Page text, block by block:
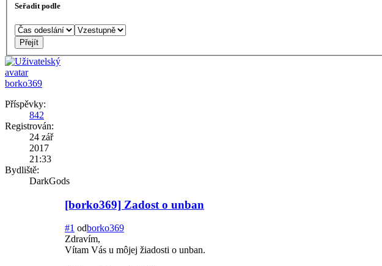
Seřadit podle
borko369
Příspěvky:
842
Registrován:
24 zář
2017
21:33
Bydliště:
DarkGods
[borko369] Zadost o unban
#1 odborko369
Zdravím,
Vítam Vás u môjej žiadosti o unban.